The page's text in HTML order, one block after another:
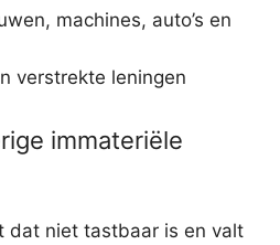
machines, auto’s en
verstrekte leningen
immateriële
dat niet tastbaar is en valt